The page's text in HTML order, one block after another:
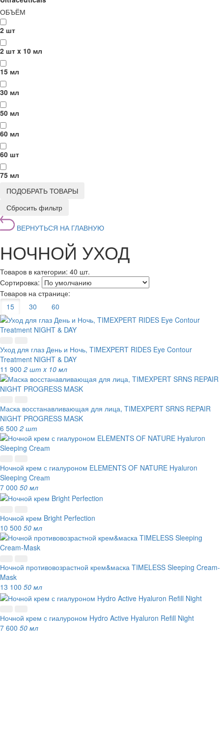
ОБЪЁМ
2 шт
2 шт x 10 мл
15 мл
30 мл
50 мл
60 мл
60 шт
75 мл
ПОДОБРАТЬ ТОВАРЫ
Сбросить фильтр
ВЕРНУТЬСЯ НА ГЛАВНУЮ
НОЧНОЙ УХОД
Товаров в категории: 40 шт.
Сортировка:
Товаров на странице:
15
30 60
Уход для глаз День и Ночь, TIMEXPERT RIDES Eye Contour
Treatment NIGHT & DAY
11 900 2 шт x 10 мл
Маска восстанавливающая для лица, TIMEXPERT SRNS REPAIR
NIGHT PROGRESS MASK
6 500 2 шт
Ночной крем с гиалуроном ELEMENTS OF NATURE Hyaluron
Sleeping Creаm
7 000 50 мл
Ночной крем Bright Perfection
10 500 50 мл
Ночной противовозрастной крем&маска TIMELESS Sleeping Cream-
Mask
13 100 50 мл
Ночной крем с гиалуроном Hydro Active Hyaluron Refill Night
7 600 50 мл